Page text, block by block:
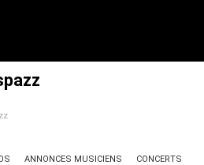
ANNONCES MUSICIENS
CONCERTS